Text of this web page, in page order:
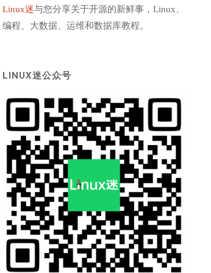
Linux迷与您分享关于开源的新鲜事，Linux、
编程、大数据、运维和数据库教程。
LINUX迷公众号